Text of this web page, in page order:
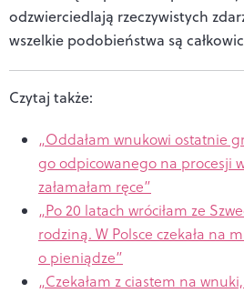
odzwierciedlają rzeczywistych
wszelkie podobieństwa są
Czytaj także:
„Oddałam wnukowi ostatnie
go odpicowanego na procesji
załamałam ręce”
„Po 20 latach wróciłam ze
rodziną. W Polsce czekała na
o pieniądze”
„Czekałam z ciastem na